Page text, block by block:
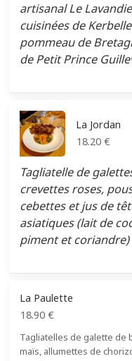
artisanal Le
cuisinées de
pommeau de
de Petit Prince
La Jordan
18.20 €
Tagliatelle de
crevettes roses,
cebettes et jus de
asiatiques (lait de
piment et coriandre)
La Paulette
18.90 €
Tagliatelles de galette de
maïs, allumettes de